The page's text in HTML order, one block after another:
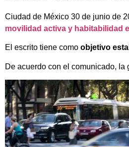
Ciudad de México 30 de junio de
movilidad activa y habitabilidad
El escrito tiene como objetivo
De acuerdo con el comunicado,